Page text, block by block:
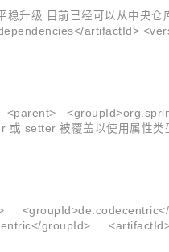
目前已经可以从中央仓库获
encies> <dependency>
<parent>
<groupId>de.codecentric</groupId>